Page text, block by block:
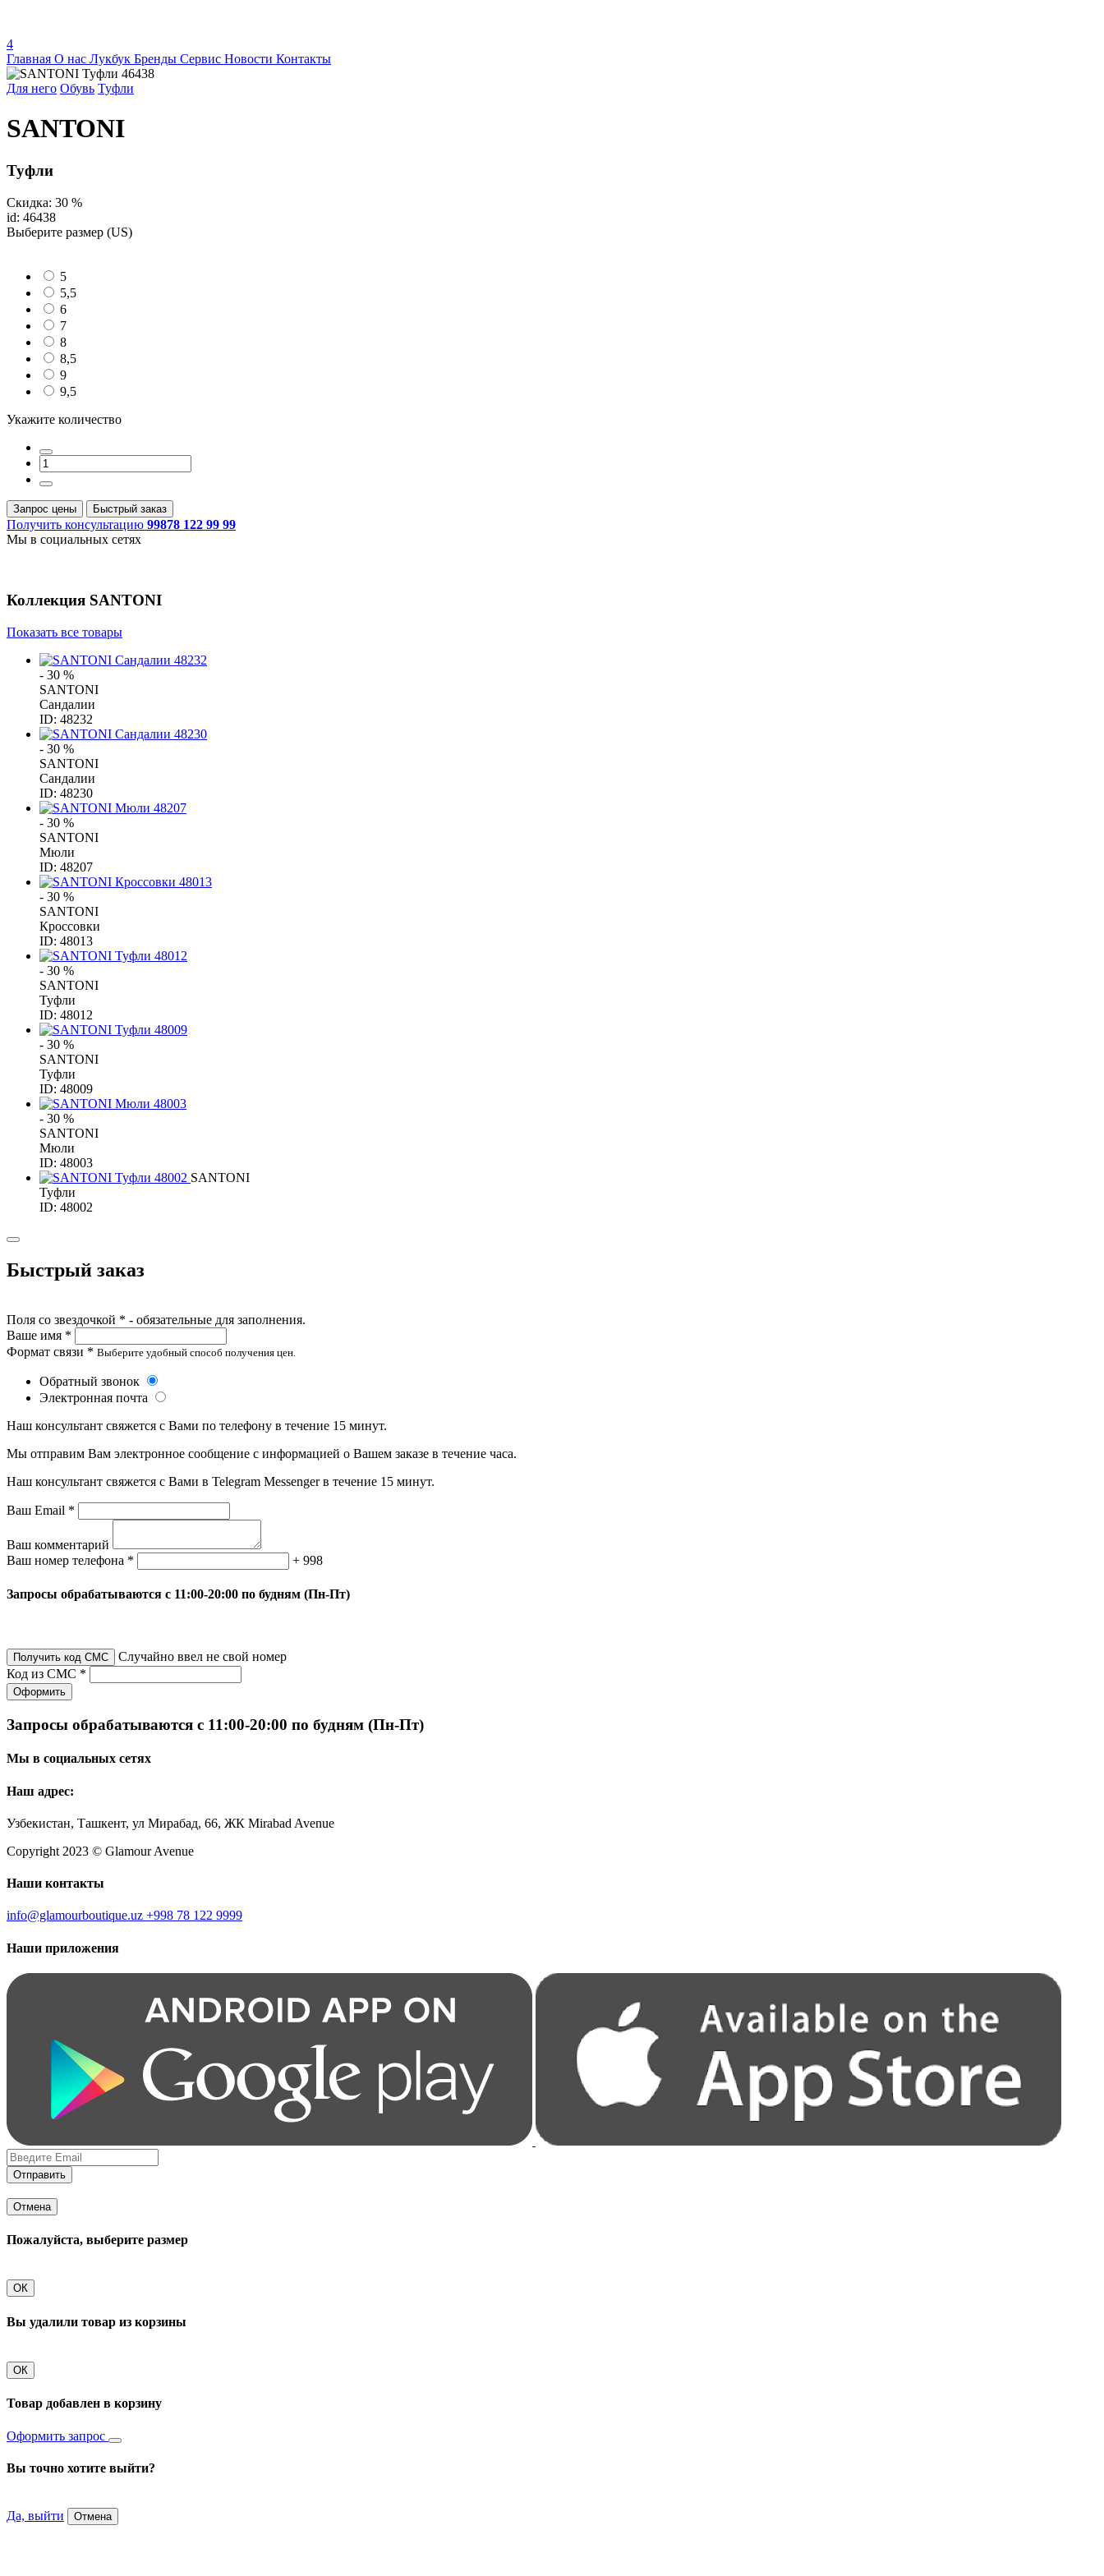
4
Главная О нас Лукбук Бренды Сервис Новости Контакты
Для него Обувь Туфли
SANTONI
Туфли
Скидка: 30 %
id: 46438
Выберите размер (US)
5
5,5
6
7
8
8,5
9
9,5
Укажите количество
Запрос цены Быстрый заказ
Получить консультацию 99878 122 99 99
Мы в социальных сетях
Коллекция SANTONI
Показать все товары
- 30 %
SANTONI
Сандалии
ID: 48232
- 30 %
SANTONI
Сандалии
ID: 48230
- 30 %
SANTONI
Мюли
ID: 48207
- 30 %
SANTONI
Кроссовки
ID: 48013
- 30 %
SANTONI
Туфли
ID: 48012
- 30 %
SANTONI
Туфли
ID: 48009
- 30 %
SANTONI
Мюли
ID: 48003
SANTONI
Туфли
ID: 48002
Быстрый заказ
Поля со звездочкой * - обязательные для заполнения.
Ваше имя *
Формат связи * Выберите удобный способ получения цен.
Обратный звонок
Электронная почта
Наш консультант свяжется с Вами по телефону в течение 15 минут.
Мы отправим Вам электронное сообщение с информацией о Вашем заказе в течение часа.
Наш консультант свяжется с Вами в Telegram Messenger в течение 15 минут.
Ваш Email *
Ваш комментарий
Ваш номер телефона *
+ 998
Запросы обрабатываются с 11:00-20:00 по будням (Пн-Пт)
Получить код СМС
Случайно ввел не свой номер
Код из СМС *
Оформить
Запросы обрабатываются с 11:00-20:00 по будням (Пн-Пт)
Мы в социальных сетях
Наш адрес:
Узбекистан, Ташкент, ул Мирабад, 66, ЖК Mirabad Avenue
Copyright 2023 © Glamour Avenue
Наши контакты
info@glamourboutique.uz +998 78 122 9999
Наши приложения
Отправить
Отмена
Пожалуйста, выберите размер
ОК
Вы удалили товар из корзины
ОК
Товар добавлен в корзину
Оформить запрос
Вы точно хотите выйти?
Да, выйти Отмена